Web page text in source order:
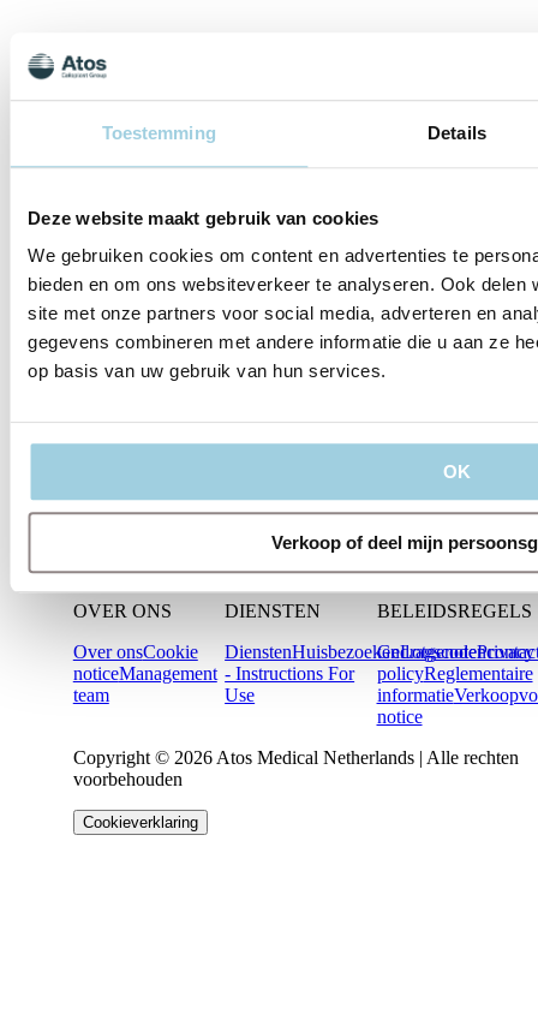
Toestemming Details
Deze website maakt gebruik van cookies
We gebruiken cookies om content en advertenties te
bieden en om ons websiteverkeer te analyseren. Ook
site met onze partners voor social media, adverteren en
gegevens combineren met andere informatie die u aan ze
op basis van uw gebruik van hun services.
OK
Verkoop of deel mijn
DIENSTEN
BELEIDSREGELS
OVER ONS
Over onsCookie
noticeManagement
team
DIENSTEN
DienstenHuisbezoeken
- Instructions For
Use
BELEIDSREGELS
GedragscodePrivacy
policyReglementaire
informatie
notice
Copyright © 2026 Atos Medical Netherlands | Alle rechten
voorbehouden
Cookieverklaring